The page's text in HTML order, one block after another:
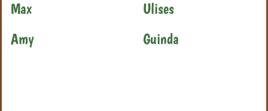
Max
Ulises
Amy
Guinda